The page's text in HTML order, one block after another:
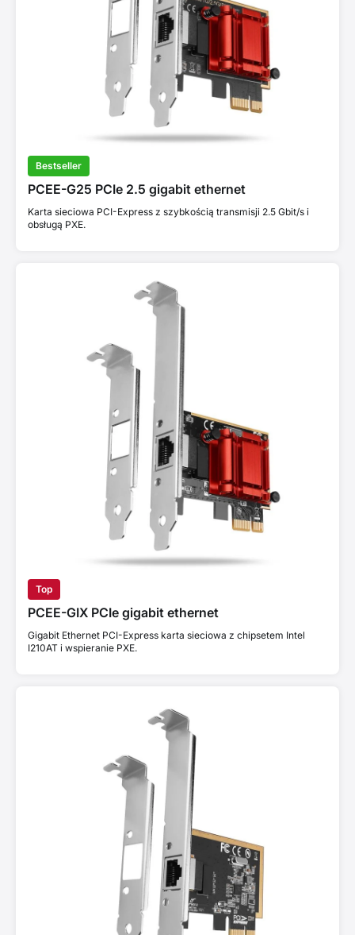
Bestseller
PCEE-G25 PCIe 2.5 gigabit ethernet
Karta sieciowa PCI-Express z szybkością transmisji 2.5 Gbit/s i
obsługą PXE.
Top
PCEE-GIX PCIe gigabit ethernet
Gigabit Ethernet PCI-Express karta sieciowa z chipsetem Intel
I210AT i wspieranie PXE.